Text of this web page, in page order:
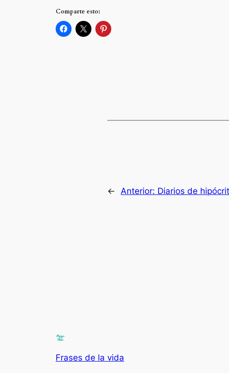
Comparte esto:
← Anterior: Diarios de
Frases de la vida